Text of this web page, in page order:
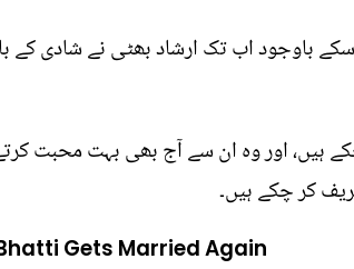
باوجود اب تک ارشاد بھٹی نے شادی کے
ہیں، اور وہ ان سے آج بھی بہت محبت
کر چکے ہیں۔
Gets Married Again